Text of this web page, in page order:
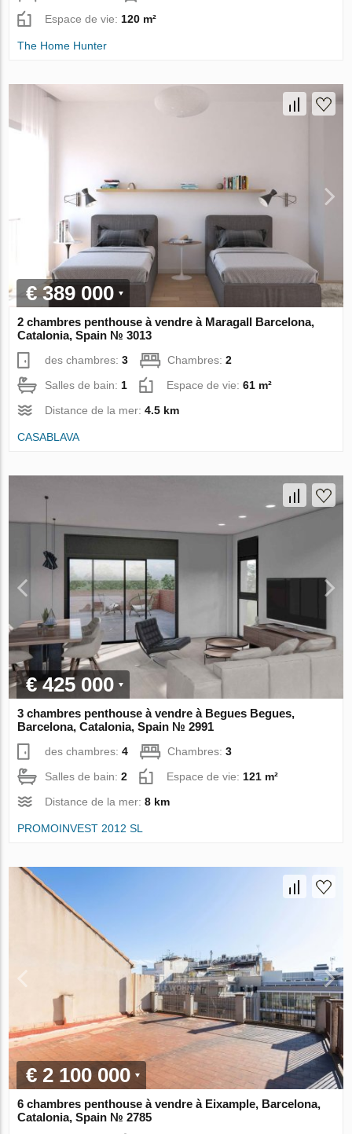
Espace de vie: 120 m²
The Home Hunter
€ 389 000
2 chambres penthouse à vendre à Maragall Barcelona,
Catalonia, Spain № 3013
des chambres:3 Chambres:2
Salles de bain: 1 Espace de vie:61 m²
Distance de la mer:4.5 km
CASABLAVA
€ 425 000
3 chambres penthouse à vendre à Begues Begues,
Barcelona, Catalonia, Spain № 2991
des chambres:4 Chambres:3
Salles de bain:2 Espace de vie: 121 m²
Distance de la mer:8 km
PROMOINVEST 2012 SL
€ 2 100 000
6 chambres penthouse à vendre à Eixample, Barcelona,
Catalonia, Spain № 2785